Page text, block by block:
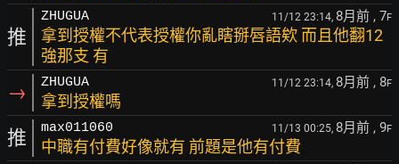
推
ZHUGUA 11/12 23:14, 8月前 , 7F
拿到授權不代表授權你亂瞎掰唇語欸 而且他翻12
強那支 有
→ ZHUGUA 11/12 23:14, 8月前 , 8F
拿到授權嗎
推 max011060 11/13 00:25, 8月前 , 9F
中職有付費好像就有 前題是他有付費